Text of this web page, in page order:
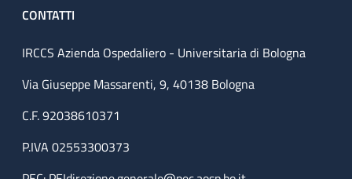
CONTATTI
IRCCS Azienda Ospedaliero - Universitaria di Bologna
Via Giuseppe Massarenti, 9, 40138 Bologna
C.F. 92038610371
P.IVA 02553300373